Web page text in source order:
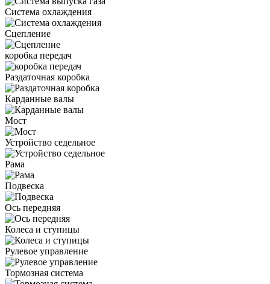
Система охлаждения
Сцепление
коробка передач
Раздаточная коробка
Карданные валы
Мост
Устройство седельное
Рама
Подвеска
Ось передняя
Колеса и ступицы
Рулевое управление
Тормозная система